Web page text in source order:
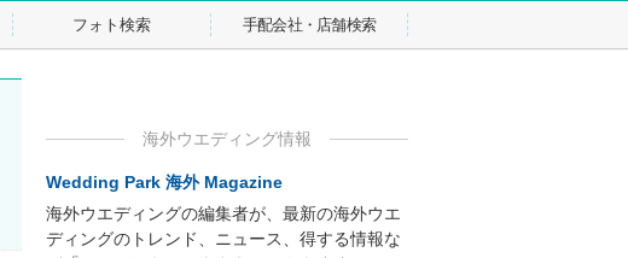
フォト検索 手配会社・店舗検索
海外ウエディング情報
Wedding Park 海外 Magazine
海外ウエディングの編集者が、最新の海外ウエ
ディングのトレンド、ニュース、得する情報な